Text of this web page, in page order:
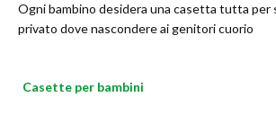
Ogni bambino desidera una casetta tutta per
privato dove nascondere ai genitori cuorio
Casette per bambini